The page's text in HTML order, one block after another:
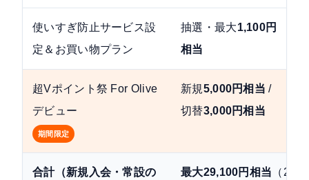
使いすぎ防止サービス設
定＆お買い物プラン
抽選・最大1,100円
相当
超Vポイント祭 For Olive
デビュー
期間限定
新規5,000円相当 /
切替3,000円相当
合計（新規入会・常設の
最大29,100円相当 （